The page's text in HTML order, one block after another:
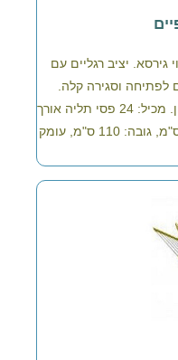
יציב רגליים עם
לפתיחה וסגירה קלה.
המתלה מתקפל בקלות וניתן לאיחסון. מכיל: 24 פסי תליה אורך
מצטבר: 17.3מ'. מידות: אורך: 166 ס"מ, גובה: 110 ס"מ, עומק